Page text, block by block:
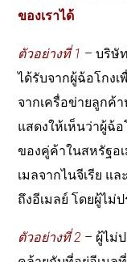
ของเราได้
ตัวอย่างที่ 1 – บริษั
ได้รับจากผู้ฉ้อโกง
จากเครื่อข่ายลูกค้
แสดงให้เห็นว่าผู้ฉ้อ
ของคู่ค้าในสหรัฐอ
เมลจากไนจีเรีย แ
ถึงอีเมลย์ โดยผู้ไม่
ตัวอย่างที่ 2 – ผู้ไม่